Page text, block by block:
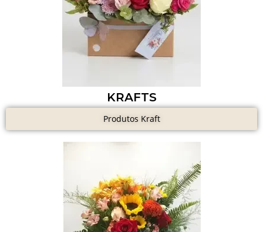
KRAFTS
Produtos Kraft